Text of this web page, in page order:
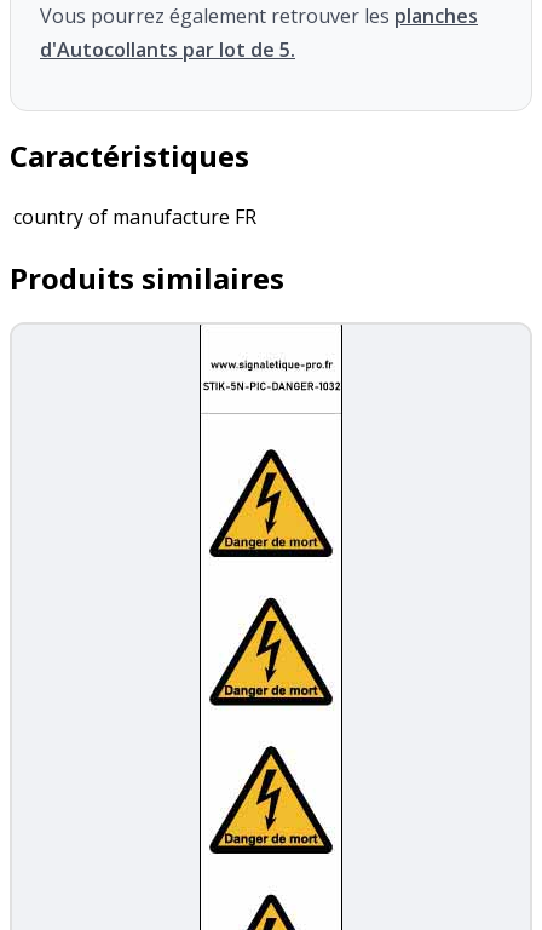
Vous pourrez également retrouver les planches
d'Autocollants par lot de 5.
Caractéristiques
country of manufacture FR
Produits similaires